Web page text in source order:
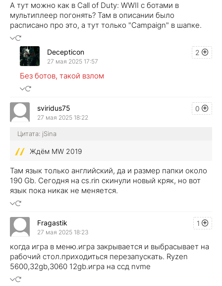
А тут можно как в Call of Duty: WWII с ботами в
мультиплеер погонять? Там в описании было
расписано про это, а тут только "Campaign" в шапке.
2
Decepticon
27 мая 2025 17:57
Без ботов, такой взлом
0
sviridus75
27 мая 2025 18:22
Цитата: jSina
Ждём MW 2019
Там язык только английский, да и размер папки около
190 Gb. Сегодня на cs.rin скинули новый кряк, но вот
язык пока никак не меняется.
1
Fragastik
27 мая 2025 18:23
когда игра в меню.игра закрывается и выбрасывает на
рабочий стол.приходиться перезапускать. Ryzen
5600,32gb,3060 12gb.игра на ссд nvme